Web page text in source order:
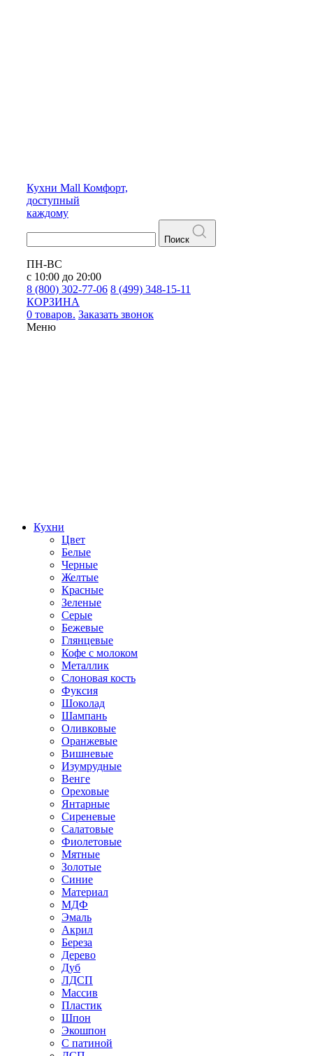
Кухни Mall Комфорт,
доступный
каждому
Поиск
ПН-ВС
с 10:00 до 20:00
8 (800) 302-77-06 8 (499) 348-15-11
КОРЗИНА
0 товаров. Заказать звонок
Меню
Кухни
Цвет
Белые
Черные
Желтые
Красные
Зеленые
Серые
Бежевые
Глянцевые
Кофе с молоком
Металлик
Слоновая кость
Фуксия
Шоколад
Шампань
Оливковые
Оранжевые
Вишневые
Изумрудные
Венге
Ореховые
Янтарные
Сиреневые
Салатовые
Фиолетовые
Мятные
Золотые
Синие
Материал
МДФ
Эмаль
Акрил
Береза
Дерево
Дуб
ЛДСП
Массив
Пластик
Шпон
Экошпон
С патиной